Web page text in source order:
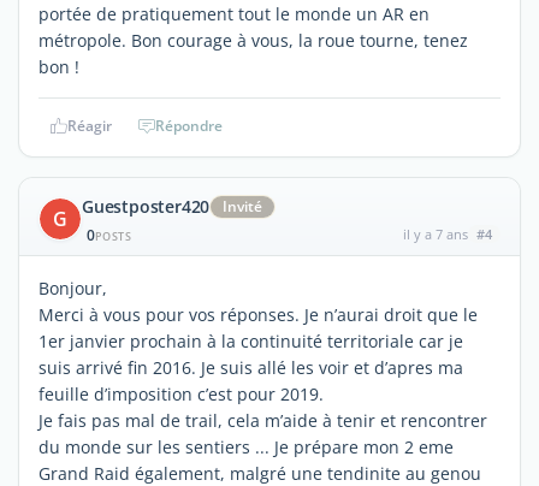
portée de pratiquement tout le monde un AR en
métropole. Bon courage à vous, la roue tourne, tenez
bon !
Réagir Répondre
G Guestposter420
Invité
0POSTS il y a 7 ans #4
Bonjour,
Merci à vous pour vos réponses. Je n’aurai droit que le
1er janvier prochain à la continuité territoriale car je
suis arrivé fin 2016. Je suis allé les voir et d’apres ma
feuille d’imposition c’est pour 2019.
Je fais pas mal de trail, cela m’aide à tenir et rencontrer
du monde sur les sentiers ... Je prépare mon 2 eme
Grand Raid également, malgré une tendinite au genou